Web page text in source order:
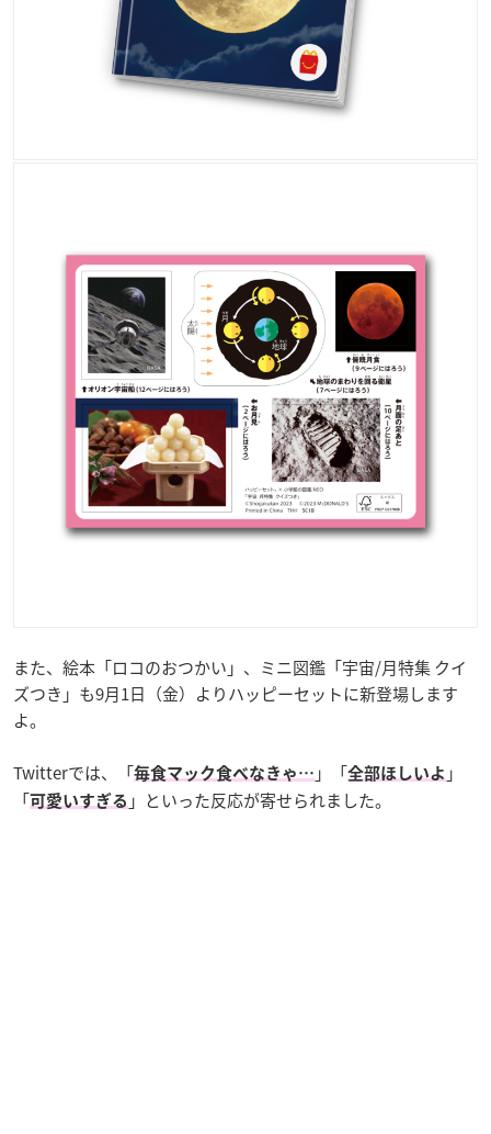
また、絵本「ロコのおつかい」、ミニ図鑑「宇宙/月特集 クイ
ズつき」も9月1日（金）よりハッピーセットに新登場します
よ。
Twitterでは、「毎食マック食べなきゃ… 」「全部ほしいよ 」
「可愛いすぎる 」といった反応が寄せられました。